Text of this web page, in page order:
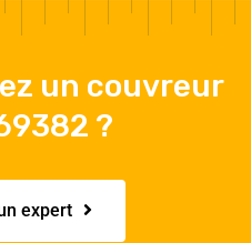
un couvreur
?
expert